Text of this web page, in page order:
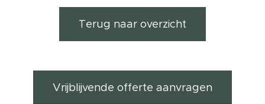
Terug naar overzicht
Vrijblijvende offerte aanvragen